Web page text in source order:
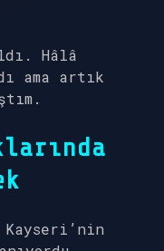
Hâlâ
ama artık
Kayseri’nin